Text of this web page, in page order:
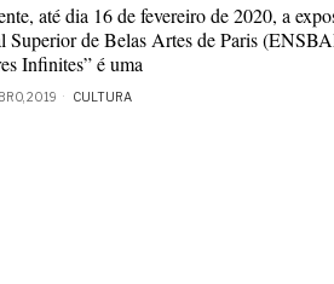
até dia 16 de fevereiro de 2020, a
Superior de Belas Artes de Paris
Infinites” é uma
2019 CULTURA